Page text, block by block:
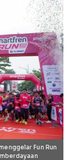
Fun Run